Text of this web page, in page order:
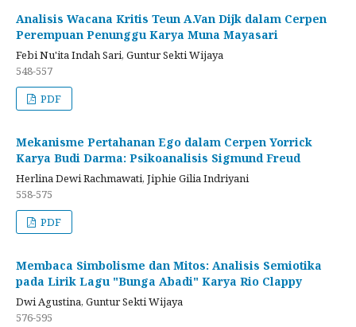
Analisis Wacana Kritis Teun A.Van Dijk dalam Cerpen
Perempuan Penunggu Karya Muna Mayasari
Febi Nu'ita Indah Sari, Guntur Sekti Wijaya
548-557
PDF
Mekanisme Pertahanan Ego dalam Cerpen Yorrick
Karya Budi Darma: Psikoanalisis Sigmund Freud
Herlina Dewi Rachmawati, Jiphie Gilia Indriyani
558-575
PDF
Membaca Simbolisme dan Mitos: Analisis Semiotika
pada Lirik Lagu "Bunga Abadi" Karya Rio Clappy
Dwi Agustina, Guntur Sekti Wijaya
576-595